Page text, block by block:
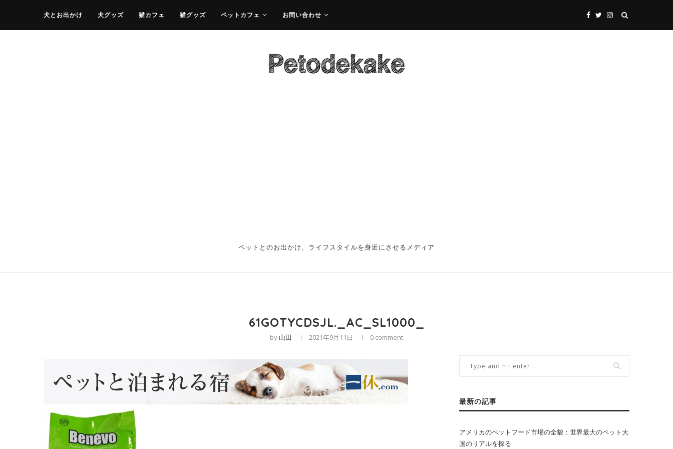
犬とお出かけ 犬グッズ 猫カフェ 猫グッズ ペットカフェ お問い合わせ
ペットとのお出かけ、ライフスタイルを身近にさせるメディア
61GOTYCDSJL._AC_SL1000_
by 山田 2021年9月11日 0 comment
最新の記事
アメリカのペットフード市場の全貌：世界最大のペット大
国のリアルを探る